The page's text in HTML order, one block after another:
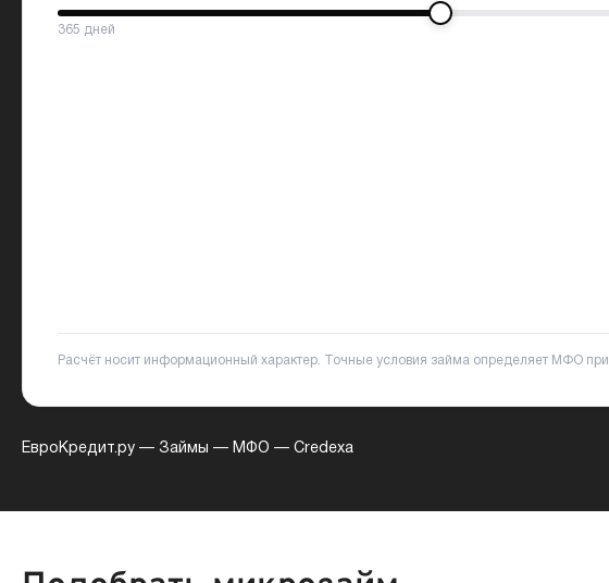
365 дней
Расчёт носит информационный характер. Точные условия займа определяет МФО
ЕвроКредит.ру — Займы — МФО — Credexa